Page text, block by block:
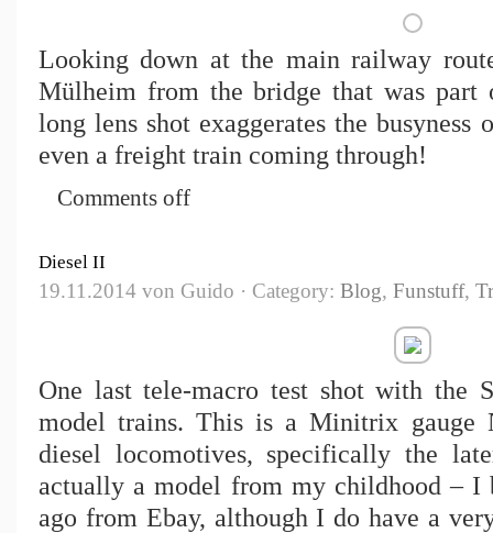
Looking down at the main railway
Mülheim from the bridge that was part
long lens shot exaggerates the busyness
even a freight train coming through!
Comments off
Diesel II
19.11.2014 von Guido · Category: Blog, Funstuff,
One last tele-macro test shot with
model trains. This is a Minitrix
diesel locomotives, specifically the
actually a model from my childhood – I
ago from Ebay, although I do have a